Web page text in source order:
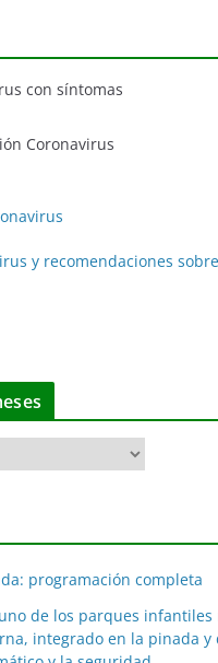
con síntomas
Coronavirus
y recomendaciones
programación completa
de los parques infantiles
integrado en la pinada y